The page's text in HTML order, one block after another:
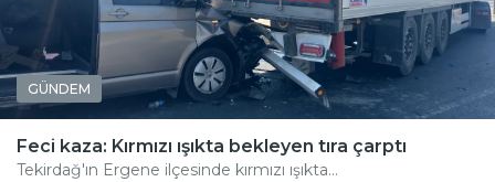
GÜNDEM
Feci kaza: Kırmızı ışıkta bekleyen tıra çarptı
Tekirdağ'ın Ergene ilçesinde kırmızı ışıkta...